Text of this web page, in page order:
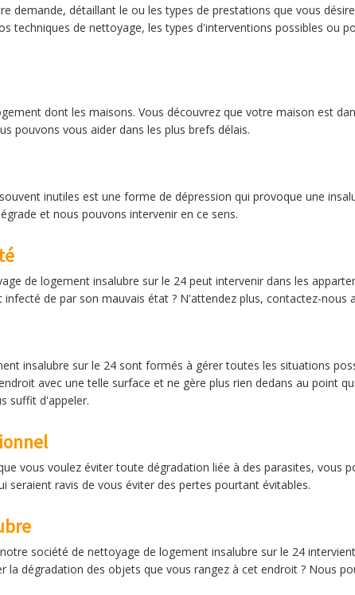
demande, détaillant le ou les types de prestations que vous
techniques de nettoyage, les types d'interventions possibles ou
dont les maisons. Vous découvrez que votre maison est
pouvons vous aider dans les plus brefs délais.
inutiles est une forme de dépression qui provoque une
et nous pouvons intervenir en ce sens.
de logement insalubre sur le 24 peut intervenir dans les
de par son mauvais état ? N'attendez plus, contactez-nous
insalubre sur le 24 sont formés à gérer toutes les situations
avec une telle surface et ne gère plus rien dedans au point
suffit d'appeler.
vous voulez éviter toute dégradation liée à des parasites, vous
seraient ravis de vous éviter des pertes pourtant évitables.
société de nettoyage de logement insalubre sur le 24
la dégradation des objets que vous rangez à cet endroit ? Nous